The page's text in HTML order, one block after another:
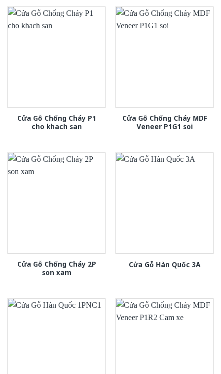
Cửa Gỗ Chống Cháy P1
cho khach san
Cửa Gỗ Chống Cháy MDF
Veneer P1G1 soi
Cửa Gỗ Chống Cháy 2P
son xam
Cửa Gỗ Hàn Quốc 3A